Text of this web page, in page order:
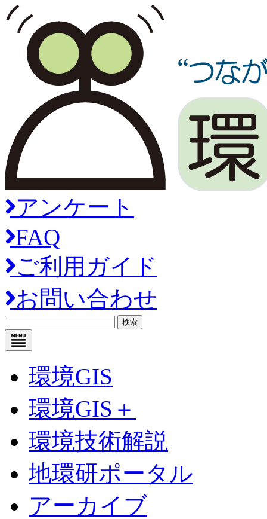
アンケート
FAQ
ご利用ガイド
お問い合わせ
検索
環境GIS
環境GIS＋
環境技術解説
地環研ポータル
アーカイブ